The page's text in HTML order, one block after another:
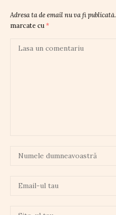
Adresa ta de email nu va fi publicată.
marcate cu *